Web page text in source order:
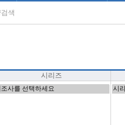
색
시리즈